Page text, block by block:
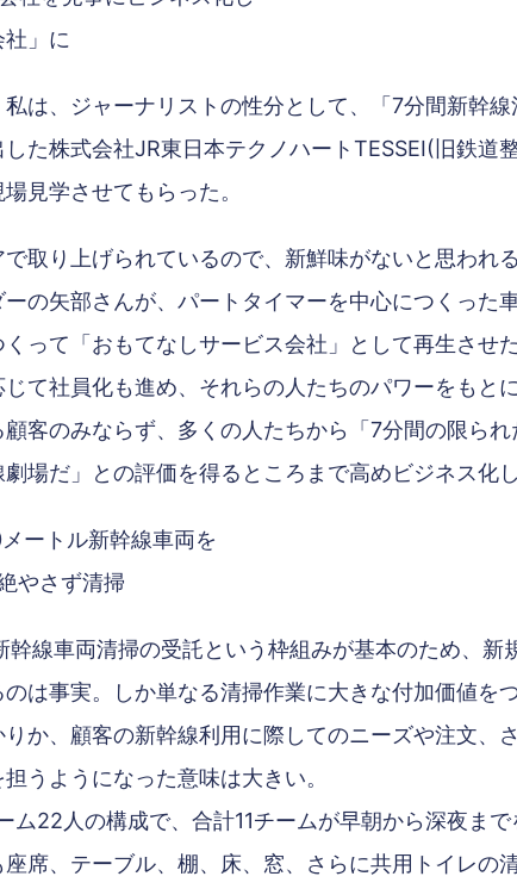
社」に
は、ジャーナリストの性分として、「7分間新幹
た株式会社JR東日本テクノハートTESSEI(旧鉄道
見学させてもらった。
取り上げられているので、新鮮味がないと思われ
の矢部さんが、パートタイマーを中心につくった
って「おもてなしサービス会社」として再生させ
て社員化も進め、それらの人たちのパワーをもと
客のみならず、多くの人たちから「7分間の限ら
場だ」との評価を得るところまで高めビジネス化
ートル新幹線車両を
やさず清掃
幹線車両清掃の受託という枠組みが基本のため、
は事実。しか単なる清掃作業に大きな付加価値を
か、顧客の新幹線利用に際してのニーズや注文、
うようになった意味は大きい。
ム22人の構成で、合計11チームが早朝から深夜ま
席、テーブル、棚、床、窓、さらに共用トイレの